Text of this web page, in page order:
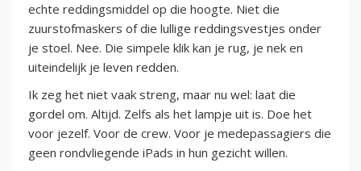
echte reddingsmiddel op die hoogte. Niet die
zuurstofmaskers of die lullige reddingsvestjes onder
je stoel. Nee. Die simpele klik kan je rug, je nek en
uiteindelijk je leven redden.
Ik zeg het niet vaak streng, maar nu wel: laat die
gordel om. Altijd. Zelfs als het lampje uit is. Doe het
voor jezelf. Voor de crew. Voor je medepassagiers die
geen rondvliegende iPads in hun gezicht willen.